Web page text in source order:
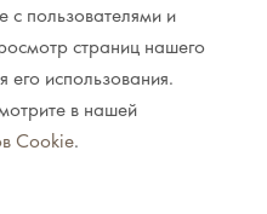
д. 98, салон 27, ТЦ
вход с ул. Куйбышева
звука" // Звук. Свет.
Музыкальные
с пользователями и
страниц нашего
его использования.
в нашей
Cookie.